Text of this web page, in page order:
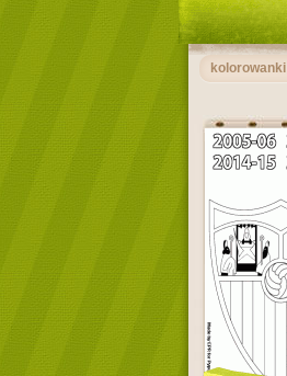
kolorowanki